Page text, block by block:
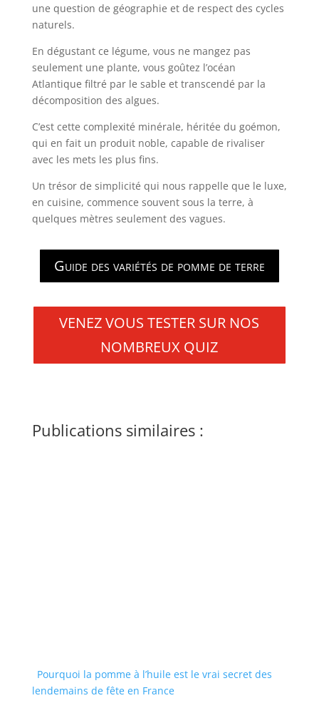
une question de géographie et de respect des cycles
naturels.
En dégustant ce légume, vous ne mangez pas
seulement une plante, vous goûtez l’océan
Atlantique filtré par le sable et transcendé par la
décomposition des algues.
C’est cette complexité minérale, héritée du goémon,
qui en fait un produit noble, capable de rivaliser
avec les mets les plus fins.
Un trésor de simplicité qui nous rappelle que le luxe,
en cuisine, commence souvent sous la terre, à
quelques mètres seulement des vagues.
Guide des variétés de pomme de terre
VENEZ VOUS TESTER SUR NOS
NOMBREUX QUIZ
Publications similaires :
Pourquoi la pomme à l’huile est le vrai secret des
lendemains de fête en France